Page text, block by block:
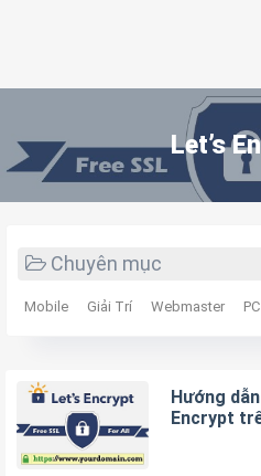
Let’s
Chuyên mục
Mobile Giải Trí Webmaster
Hướng
Encrypt